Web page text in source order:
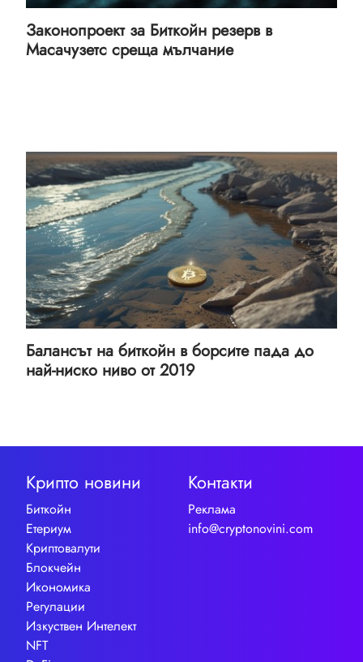
Законопроект за Биткойн резерв в
Масачузетс среща мълчание
Балансът на биткойн в борсите пада до
най-ниско ниво от 2019
Крипто новини
Биткойн
Етериум
Криптовалути
Блокчейн
Икономика
Регулации
Изкуствен Интелект
NFT
Контакти
Реклама
info@cryptonovini.com